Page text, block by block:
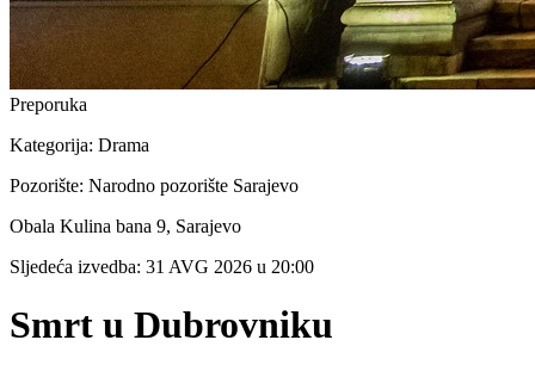
Preporuka
Kategorija: Drama
Pozorište: Narodno pozorište Sarajevo
Obala Kulina bana 9, Sarajevo
Sljedeća izvedba: 31 AVG 2026 u 20:00
Smrt u Dubrovniku